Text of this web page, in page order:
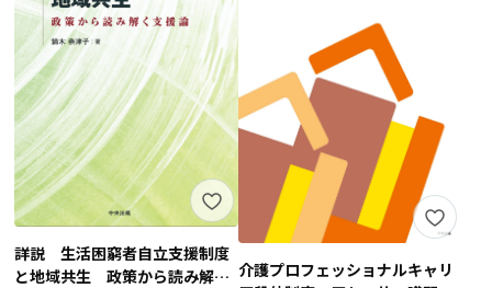
詳説 生活困窮者自立支援制度
と地域共生 政策から読み解く 介護プロフェッショナルキャリ